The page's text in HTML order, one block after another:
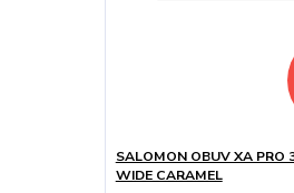
SALOMON OBUV XA PRO
WIDE CARAMEL